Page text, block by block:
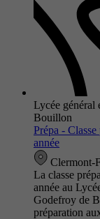
Lycée général
Bouillon
Prépa -
année
Clermont-
La classe
année au
Godefroy de
préparation